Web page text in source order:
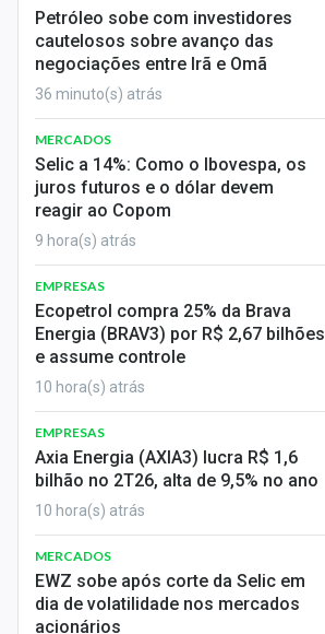
Economia
Empresas
Brasil
Política
Money Trader
Colunas
Especiais
Internacional
Marketing
Tecnologia
Conteúdo de Marca
Sobre
Expediente
Petróleo sobe com investidores
cautelosos sobre avanço das
negociações entre Irã e Omã
36 minuto(s) atrás
MERCADOS
Selic a 14%: Como o Ibovespa, os
juros futuros e o dólar devem
reagir ao Copom
9 hora(s) atrás
EMPRESAS
Ecopetrol compra 25% da Brava
Energia (BRAV3) por R$ 2,67 bilhões
e assume controle
10 hora(s) atrás
EMPRESAS
Axia Energia (AXIA3) lucra R$ 1,6
bilhão no 2T26, alta de 9,5% no ano
10 hora(s) atrás
MERCADOS
EWZ sobe após corte da Selic em
dia de volatilidade nos mercados
acionários